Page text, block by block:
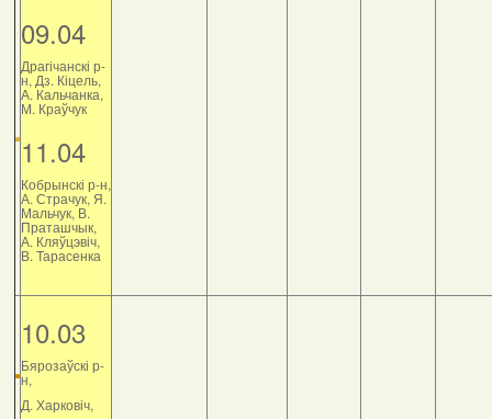
09.04
Драгічанскі р-
н, Дз. Кіцель,
А. Кальчанка,
М. Краўчук
11.04
Кобрынскі р-н,
А. Страчук, Я.
Мальчук, В.
Праташчык,
А. Кляўцэвіч,
В. Тарасенка
10.03
Бярозаўскі р-
н,
Д. Харковіч,